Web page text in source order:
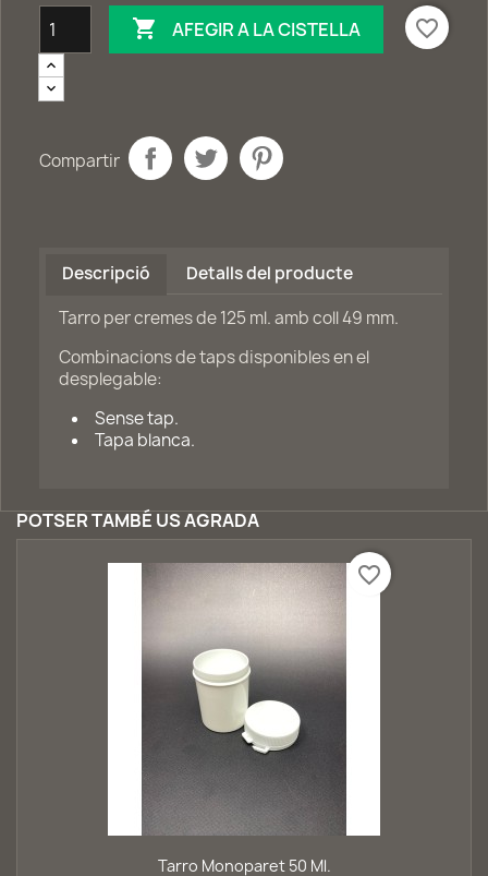
 AFEGIR A LA CISTELLA favorite_border
Compartir
Descripció
Detalls del producte
Tarro per cremes de 125 ml. amb coll 49 mm.
Combinacions de taps disponibles en el
desplegable:
Sense tap.
Tapa blanca.
POTSER TAMBÉ US AGRADA
Tarro Monoparet 50 Ml.
favorite_border